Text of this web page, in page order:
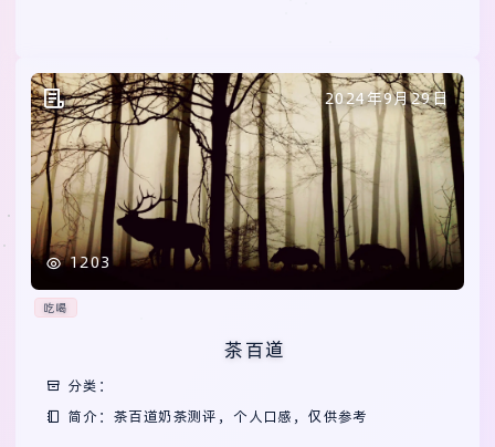
2024年9月29日
1203
吃喝
茶百道
分类：
简介：茶百道奶茶测评，个人口感，仅供参考